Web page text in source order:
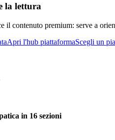
la lettura
il contenuto premium: serve a
Apri l'hub piattaformaScegli un
in 16 sezioni